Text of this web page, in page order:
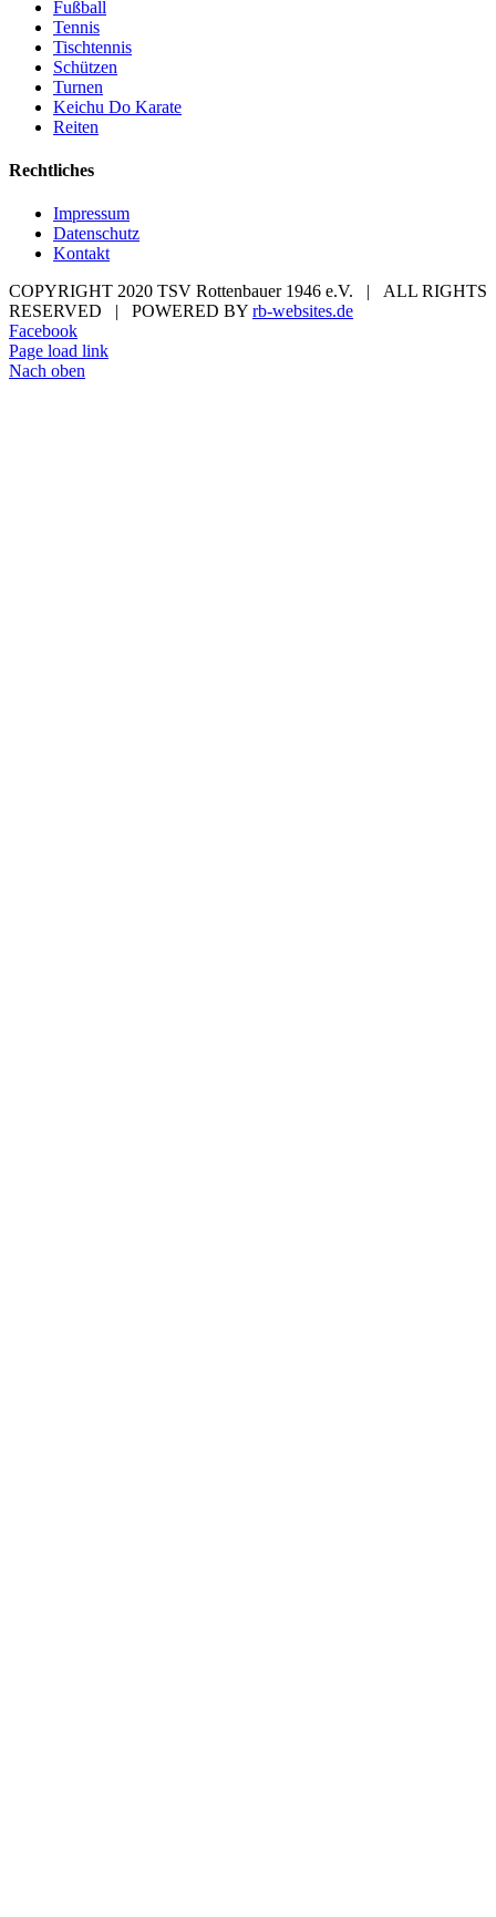
Fußball
Tennis
Tischtennis
Schützen
Turnen
Keichu Do Karate
Reiten
Rechtliches
Impressum
Datenschutz
Kontakt
COPYRIGHT 2020 TSV Rottenbauer 1946 e.V. | ALL RIGHTS
RESERVED | POWERED BY rb-websites.de
Facebook
Page load link
Nach oben